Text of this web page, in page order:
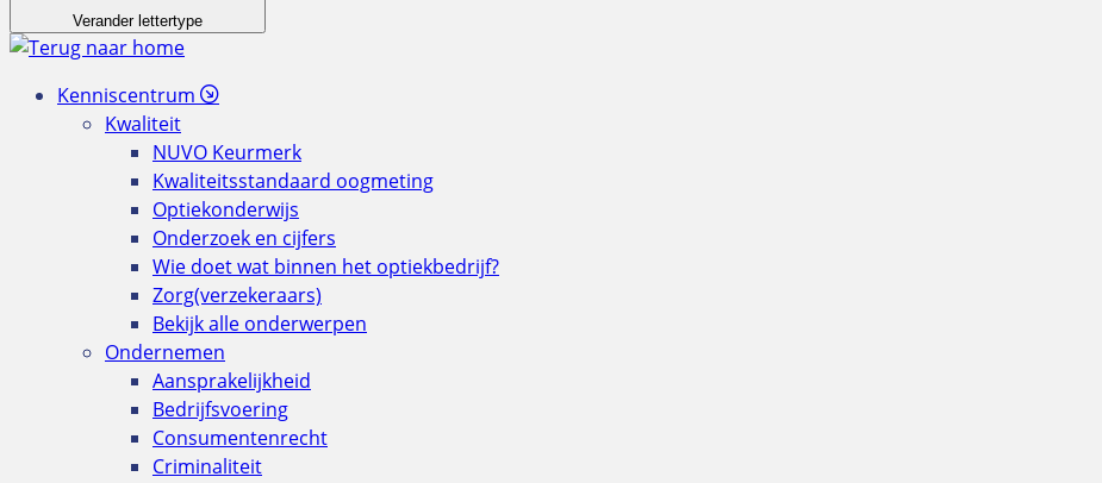
Verander lettertype
Kenniscentrum
Kwaliteit
NUVO Keurmerk
Kwaliteitsstandaard oogmeting
Optiekonderwijs
Onderzoek en cijfers
Wie doet wat binnen het optiekbedrijf?
Zorg(verzekeraars)
Bekijk alle onderwerpen
Ondernemen
Aansprakelijkheid
Bedrijfsvoering
Consumentenrecht
Criminaliteit